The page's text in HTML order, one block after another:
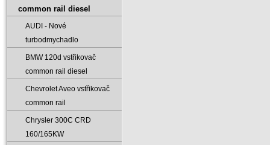
common rail diesel
AUDI - Nové
turbodmychadlo
BMW 120d vstřikovač
common rail diesel
Chevrolet Aveo vstřikovač
common rail
Chrysler 300C CRD
160/165KW